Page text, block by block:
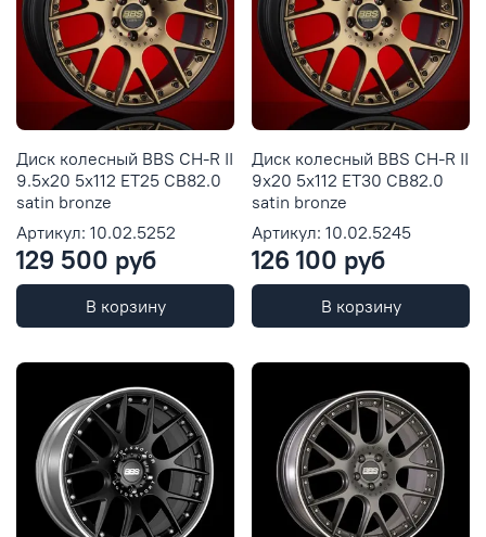
Диск колесный BBS CH-R II
9.5x20 5x112 ET25 CB82.0
satin bronze
Артикул: 10.02.5252
129 500 руб
В корзину
Диск колесный BBS CH-R II
9x20 5x112 ET30 CB82.0
satin bronze
Артикул: 10.02.5245
126 100 руб
В корзину